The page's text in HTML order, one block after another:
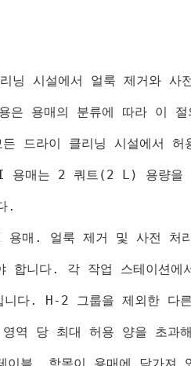
닝 시설에서 얼룩 제거와 사
은 용매의 분류에 따라 이
든 드라이 클리닝 시설에서
용매는 2 쿼트 (2 L) 용량을
.
용매 . 얼룩 제거 및 사전 처
합니다. 각 작업 스테이션
니다. H-2 그룹을 제외한 다
역 당 최대 허용 양을 초과